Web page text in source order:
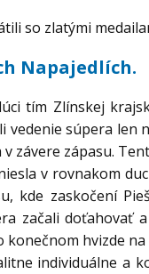
so zlatými
Napajedlích.
tím Zlínskej
súpera len
závere zápasu.
v rovnakom
kde zaskočení
začali doťahovať
hvizde
individuálne a